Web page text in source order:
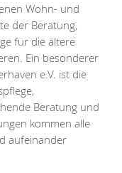
Wohn- und
der Beratung,
für die ältere
Ein besonderer
e.V. ist die
Beratung und
kommen alle
aufeinander